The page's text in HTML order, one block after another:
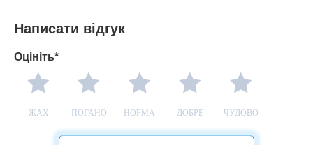
Написати відгук
Оцініть*
ЖАХ ПОГАНО НОРМА ДОБРЕ ЧУДОВО